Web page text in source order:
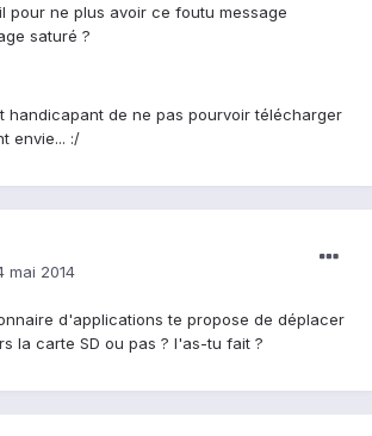
pour ne plus avoir ce foutu message
saturé ?
handicapant de ne pas pourvoir télécharger
envie... :/
mai 2014
d'applications te propose de déplacer
la carte SD ou pas ? l'as-tu fait ?